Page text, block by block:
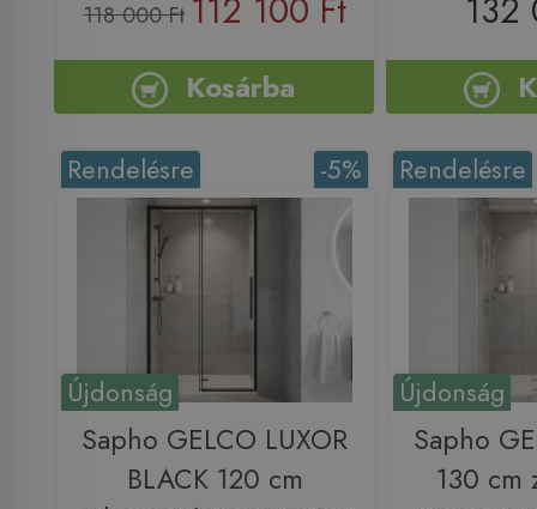
118 000 Ft 112 100 Ft
Kosárba
132
Újdonság
-5%
Rendelésre
Sapho GELCO LUXOR
BLACK 120 cm
Újdonság
Rendelésre
Sapho
130 cm